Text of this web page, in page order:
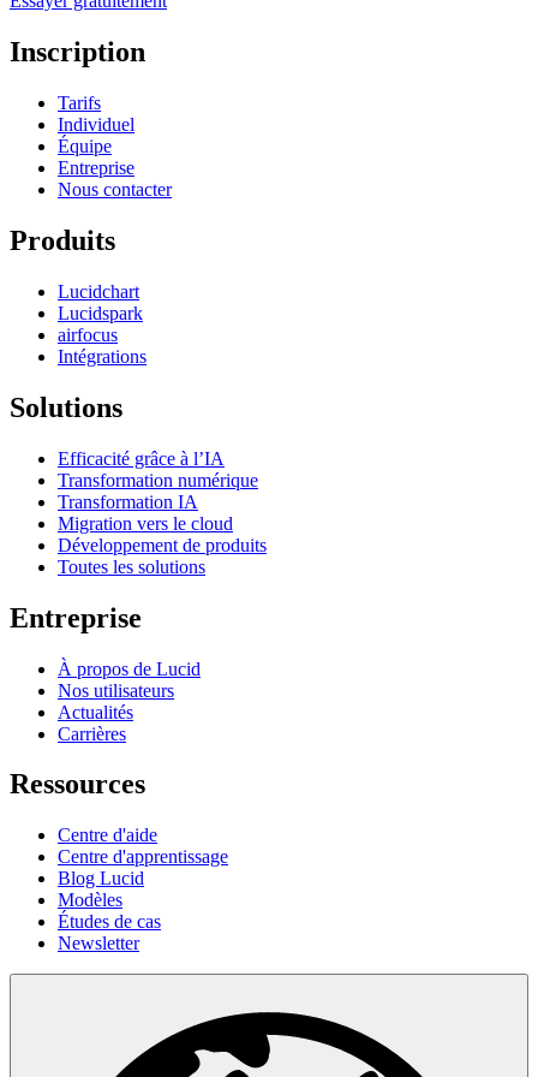
Inscription
Tarifs
Individuel
Équipe
Entreprise
Nous contacter
Produits
Lucidchart
Lucidspark
airfocus
Intégrations
Solutions
Efficacité grâce à l’IA
Transformation numérique
Transformation IA
Migration vers le cloud
Développement de produits
Toutes les solutions
Entreprise
À propos de Lucid
Nos utilisateurs
Actualités
Carrières
Ressources
Centre d'aide
Centre d'apprentissage
Blog Lucid
Modèles
Études de cas
Newsletter